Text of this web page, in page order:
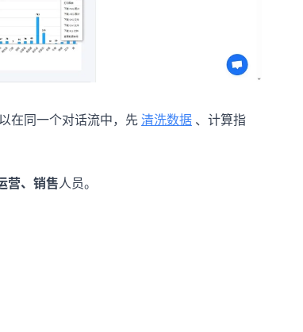
在同一个对话流中，先清洗数据 、计算指
营、销售人员。